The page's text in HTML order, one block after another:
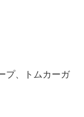
プ、トムカーガ